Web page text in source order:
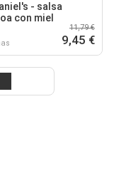
- salsa
con miel
11,79 €
9,45 €